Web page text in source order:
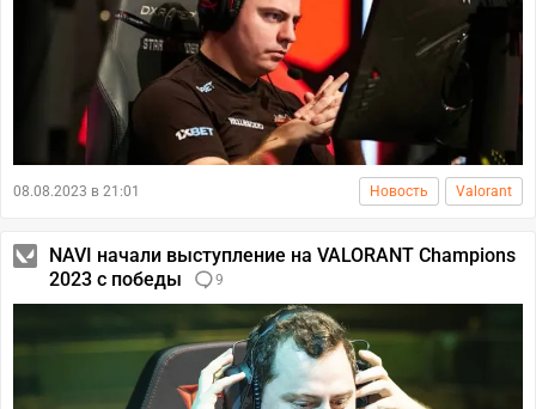
08.08.2023 в 21:01 Новость Valorant
NAVI начали выступление на VALORANT Champions
2023 с победы
9